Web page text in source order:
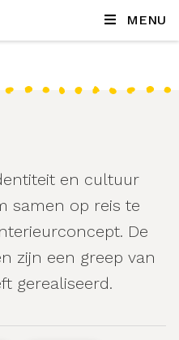
MENU
en cultuur
samen op reis te
De
zijn een greep van
gerealiseerd.